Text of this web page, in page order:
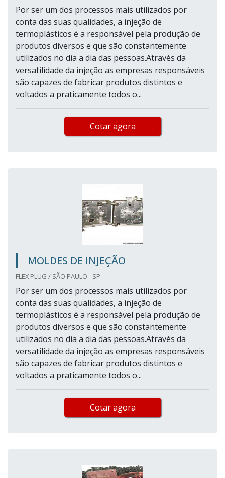
Por ser um dos processos mais utilizados por
conta das suas qualidades, a injeção de
termoplásticos é a responsável pela produção de
produtos diversos e que são constantemente
utilizados no dia a dia das pessoas.Através da
versatilidade da injeção as empresas responsáveis
são capazes de fabricar produtos distintos e
voltados a praticamente todos o...
Cotar agora
MOLDES DE INJEÇÃO
FLEX PLUG / SÃO PAULO - SP
Por ser um dos processos mais utilizados por
conta das suas qualidades, a injeção de
termoplásticos é a responsável pela produção de
produtos diversos e que são constantemente
utilizados no dia a dia das pessoas.Através da
versatilidade da injeção as empresas responsáveis
são capazes de fabricar produtos distintos e
voltados a praticamente todos o...
Cotar agora